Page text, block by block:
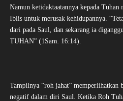
Namun ketidaktaatannya kepada Tuhan
Iblis untuk merusak kehidupannya.
dari pada Saul, dan sekarang ia
TUHAN” (1Sam. 16:14).
Tampilnya “roh jahat” memperlihatkan
negatif dalam diri Saul. Ketika Roh